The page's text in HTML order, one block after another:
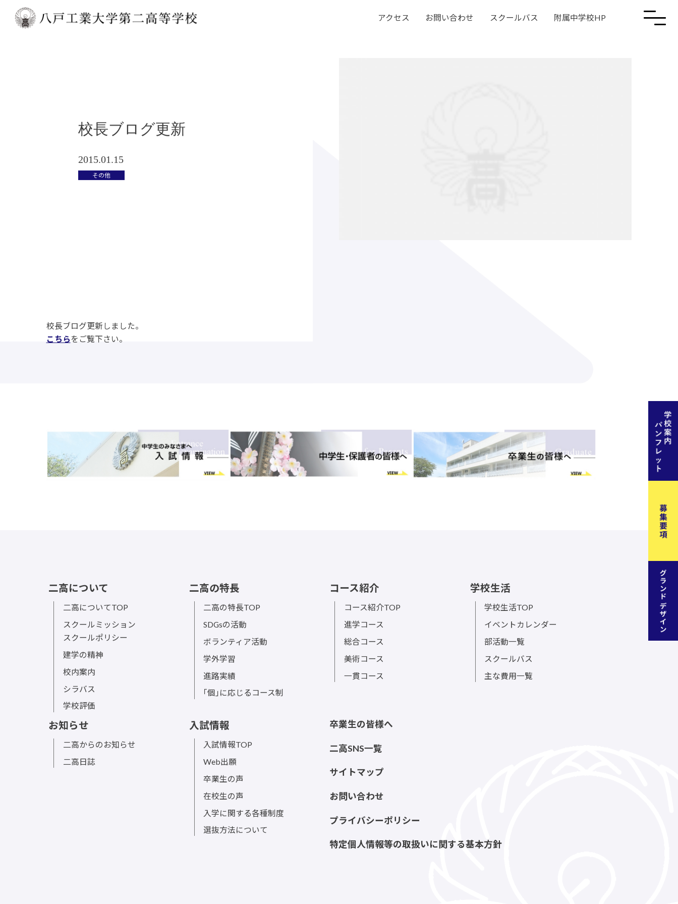
アクセス お問い合わせ スクールバス 附属中学校HP
校長ブログ更新
2015.01.15
その他
校長ブログ更新しました。
こちらをご覧下さい。
二高について
二高についてTOP
スクールミッション
スクールポリシー
建学の精神
校内案内
シラバス
学校評価
二高の特長
二高の特長TOP
SDGsの活動
ボランティア活動
学外学習
進路実績
｢個｣に応じるコース制
コース紹介
コース紹介TOP
進学コース
総合コース
美術コース
一貫コース
学校生活
学校生活TOP
イベントカレンダー
部活動一覧
スクールバス
主な費用一覧
お知らせ
二高からのお知らせ
二高日誌
入試情報
入試情報TOP
Web出願
卒業生の声
在校生の声
入学に関する各種制度
選抜方法について
卒業生の皆様へ
二高SNS一覧
サイトマップ
お問い合わせ
プライバシーポリシー
特定個人情報等の取扱いに関する基本方針